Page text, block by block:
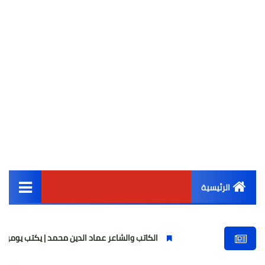
الرئيسية
أخبار مصر
الكاتب والشاعر عماد الدين محمد | يكتب يوميات شاعر وقصيدة :